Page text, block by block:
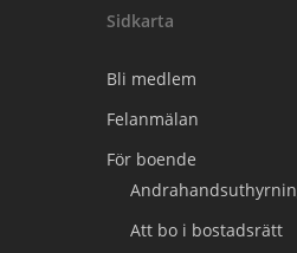
Sidkarta
Bli medlem
Felanmälan
För boende
Att bo i bostadsrätt